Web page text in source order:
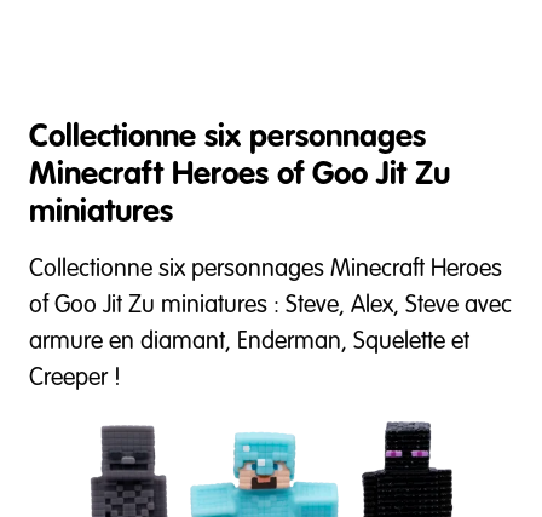
Collectionne six personnages
Minecraft Heroes of Goo Jit Zu
miniatures
Collectionne six personnages Minecraft Heroes
of Goo Jit Zu miniatures : Steve, Alex, Steve avec
armure en diamant, Enderman, Squelette et
Creeper !